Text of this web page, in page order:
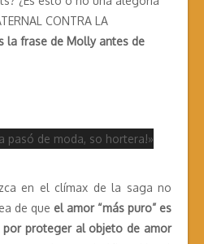
CONTRA LA
la frase de Molly antes de
pasó de moda, so hortera!»
en el clímax de la saga no
de que el amor “más puro” es
por proteger al objeto de amor